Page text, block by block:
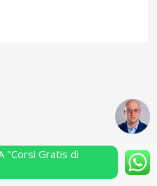
S.a.s.
"Corsi Gratis di